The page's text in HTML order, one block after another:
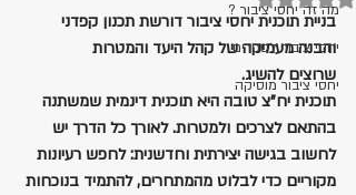
מה זה יחסי ציבור ?
יחסי ציבור לספרים
יחסי ציבור מוסיקה
בניית תוכנית יחסי ציבור דורשת תכנון קפדני
והבנה מעמיקה של קהל היעד והמטרות
שרוצים להשיג.
תוכנית יח"צ טובה היא תוכנית דינמית שמשתנה
בהתאם לצרכים ולמטרות. לאורך כל הדרך יש
לחשוב בגישה יצירתית וחדשנית: לחפש רעיונות
מקוריים כדי לבלוט מהמתחרים, להתמיד בנוכחות